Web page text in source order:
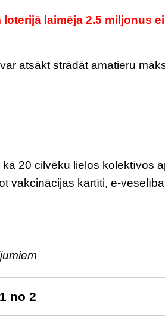
laimēja 2.5 miljonus
atsākt strādāt amatieru
20 cilvēku lielos kolektīvos
vakcinācijas kartīti, e-
1 no 2